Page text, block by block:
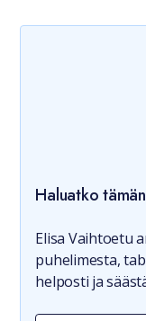
Haluatko
Elisa Vaihtoetu
puhelimesta,
helposti ja